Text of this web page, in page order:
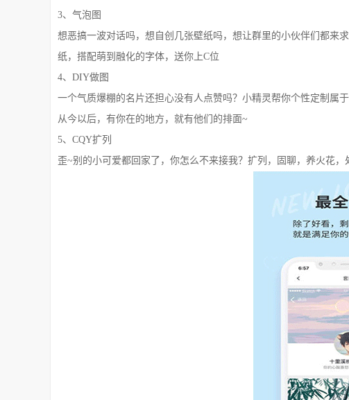
3、气泡图
想恶搞一波对话吗，想自创几张壁纸吗，想让群里的小伙伴们都来
纸，搭配萌到融化的字体，送你上C位
4、DIY做图
一个气质爆棚的名片还担心没有人点赞吗？小精灵帮你个性定制属
从今以后，有你在的地方，就有他们的排面~
5、CQY扩列
歪~别的小可爱都回家了，你怎么不来接我？扩列，固聊，养火花